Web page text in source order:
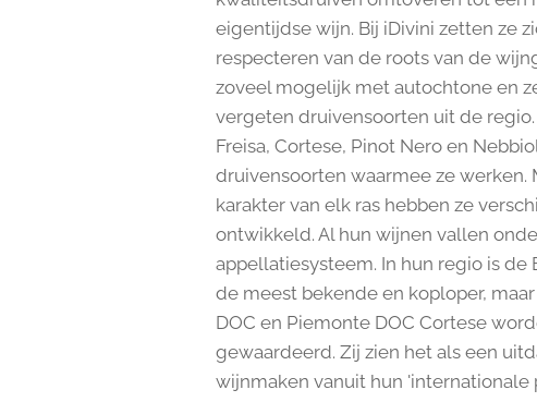
eigentijdse wijn. Bij iDivini zetten ze
respecteren van de roots van de
zoveel mogelijk met autochtone en
vergeten druivensoorten uit de regio.
Freisa, Cortese, Pinot Nero en
druivensoorten waarmee ze werken.
karakter van elk ras hebben ze
ontwikkeld. Al hun wijnen vallen
appellatiesysteem. In hun regio is de
de meest bekende en koploper,
DOC en Piemonte DOC Cortese
gewaardeerd. Zij zien het als een
wijnmaken vanuit hun 'internationale